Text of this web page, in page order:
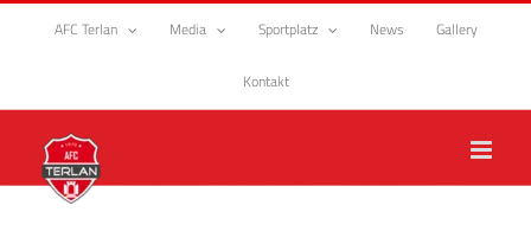
Zum
AFC Terlan Media Sportplatz News Gallery
Kontakt